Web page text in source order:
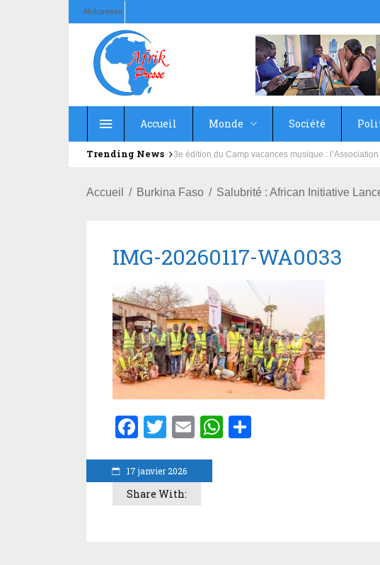
Afrikpresse
Accueil Monde Société
Trending News Education : la fédération de la Russie rénove les
Accueil Burkina Faso Salubrité : African Initiative
17 janvier 2026
IMG-20260117-WA0033
Facebook
Twitter
EmailWhatsApp
Share With: